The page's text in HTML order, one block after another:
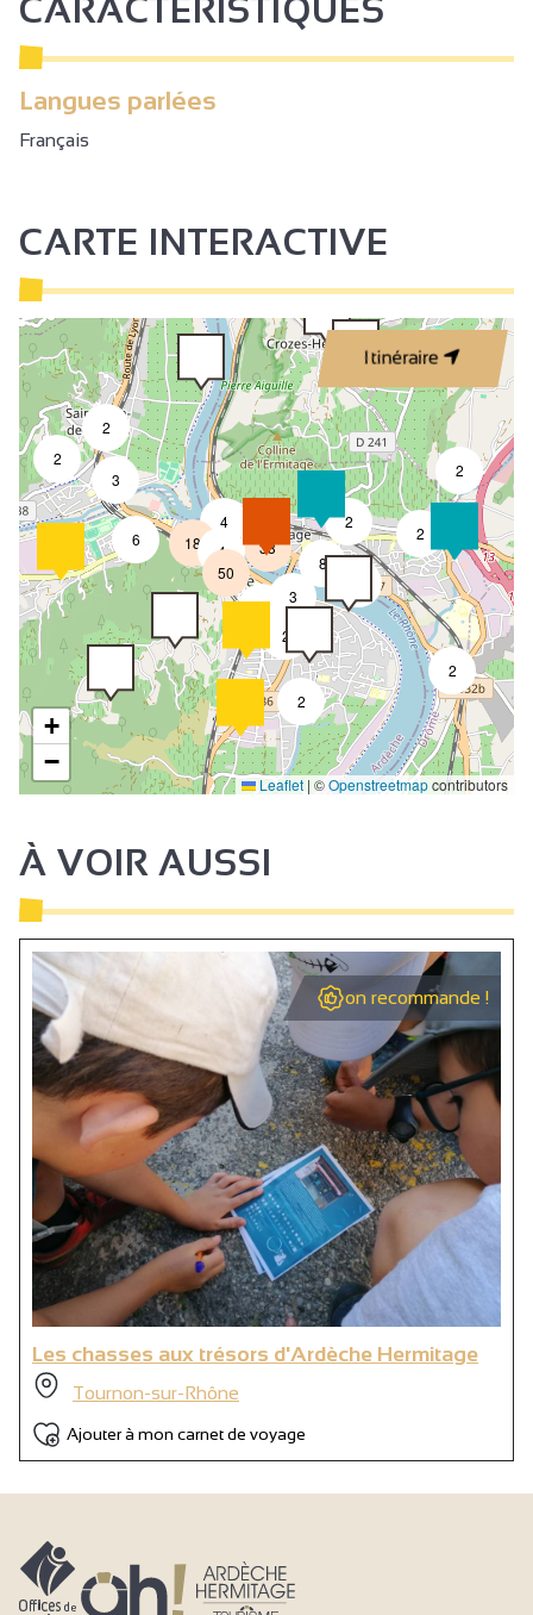
CARACTÉRISTIQUES
Langues parlées
Français
CARTE INTERACTIVE
Itinéraire
2
2
2
2
2
2
2
8
2
3
6
4
4
18
2
3
50
33
+
−
Leaflet | ©Openstreetmapcontributors
À VOIR AUSSI
on recommande !
Les chasses aux trésors d'Ardèche Hermitage
Tournon-sur-Rhône
Ajouter à mon carnet de voyage